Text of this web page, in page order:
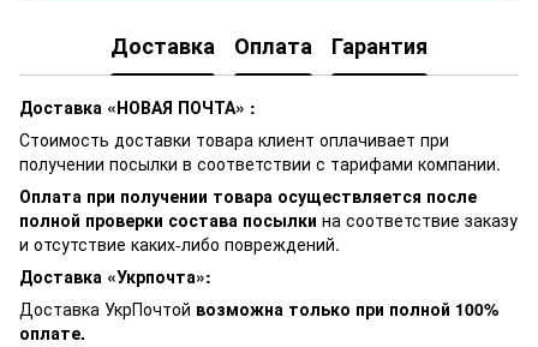
Доставка Оплата Гарантия
Доставка «НОВАЯ ПОЧТА» :
Стоимость доставки товара клиент оплачивает при
получении посылки в соответствии с тарифами компании.
Оплата при получении товара осуществляется после
полной проверки состава посылки на соответствие заказу
и отсутствие каких-либо повреждений.
Доставка «Укрпочта»:
Доставка УкрПочтой возможна только при полной 100%
оплате.